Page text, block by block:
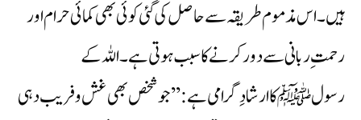
ہیں۔ اس مذموم طریقہ سے حاصل کی گئی کوئی بھی کمائی حرام اور
رحمت ِ ربانی سے دور کرنے کا سبب ہوتی ہے۔ اللہ کے
رسولﷺ کا ارشادِ گرامی ہے: ’’جو شخص بھی غش وفریب دہی